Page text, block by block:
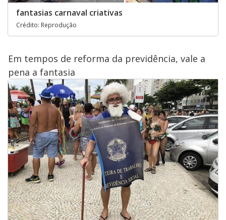
fantasias carnaval criativas
Crédito: Reprodução
Em tempos de reforma da previdência, vale a
pena a fantasia